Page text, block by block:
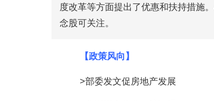
度改革等方面提出了优惠和扶持措施
念股可关注。
【政策风向】
>部委发文促房地产发展